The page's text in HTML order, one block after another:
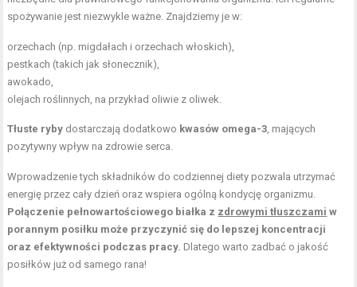
spożywanie jest niezwykle ważne. Znajdziemy je w:
orzechach (np. migdałach i orzechach włoskich),
pestkach (takich jak słonecznik),
awokado,
olejach roślinnych, na przykład oliwie z oliwek.
Tłuste ryby dostarczają dodatkowo kwasów omega-3, mających
pozytywny wpływ na zdrowie serca.
Wprowadzenie tych składników do codziennej diety pozwala utrzymać
energię przez cały dzień oraz wspiera ogólną kondycję organizmu.
Połączenie pełnowartościowego białka z zdrowymi tłuszczami w
porannym posiłku może przyczynić się do lepszej koncentracji
oraz efektywności podczas pracy. Dlatego warto zadbać o jakość
posiłków już od samego rana!